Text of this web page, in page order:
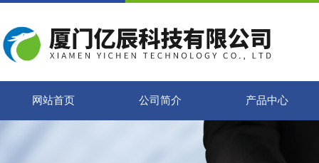
网站首页 公司简介 产品中心